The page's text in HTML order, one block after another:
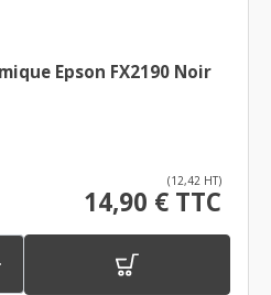
Epson FX2190 Noir
(12,42 HT)
14,90 € TTC